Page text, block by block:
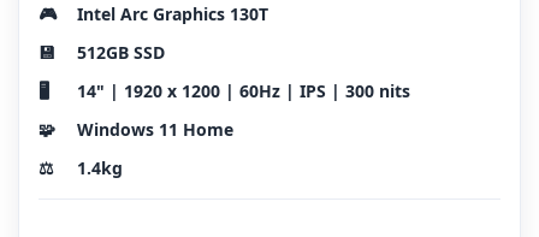
🎮
Intel Arc Graphics 130T
💾
512GB SSD
🖥️
14" | 1920 x 1200 | 60Hz | IPS | 300 nits
🧩
Windows 11 Home
⚖️
1.4kg